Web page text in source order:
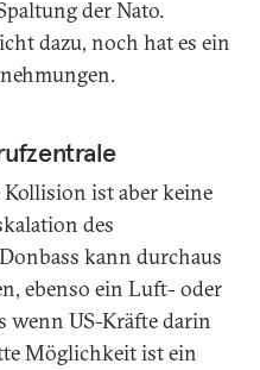
der Nato.
dazu, noch hat es ein
ist aber keine
des
kann durchaus
ebenso ein Luft- oder
wenn US-Kräfte darin
Möglichkeit ist ein